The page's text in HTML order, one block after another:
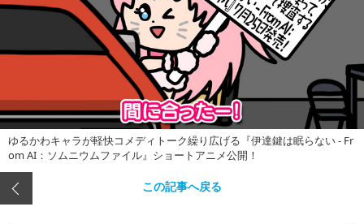
ゆるかわキャラが軽快コメディトーク繰り広げる『伊達鍵は眠らない - Fr
om AI：ソムニウムファイル』ショートアニメ公開！
この記事へ戻る